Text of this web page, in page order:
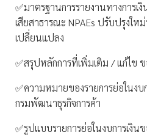
✅มาตรฐานการรายงานทางการเ
เสียสาธารณะ NPAEs ปรับปรุงใ
เปลี่ยนแปลง
✅สรุปหลักการที่เพิ่มเติม / แก้ไข ข
✅ความหมายของรายการย่อในง
กรมพัฒนาธุรกิจการค้า
✅รูปแบบรายการย่อในงบการเงิ